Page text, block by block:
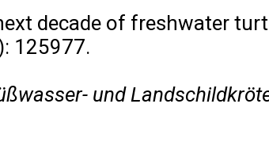
decade of freshwater
125977.
und